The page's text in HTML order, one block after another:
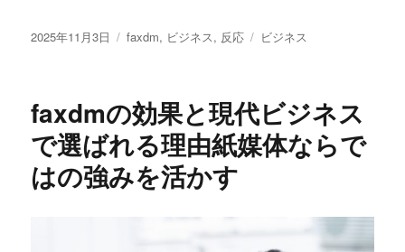
投
2025年11月3日
カ
ー
faxdm, ビジネス, 反応
タ
ビジネス
faxdmの効果と現代ビジネス
で選ばれる理由紙媒体ならで
はの強みを活かす